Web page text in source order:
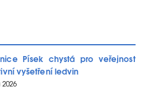
Písek chystá pro veřejnost
vyšetření ledvin